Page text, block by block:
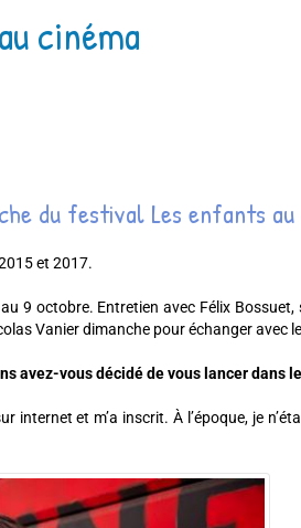
cinéma
du festival Les enfants au
et 2017.
9 octobre. Entretien avec Félix
Vanier dimanche pour échanger avec
avez-vous décidé de vous lancer dans
et m’a inscrit. À l’époque, je